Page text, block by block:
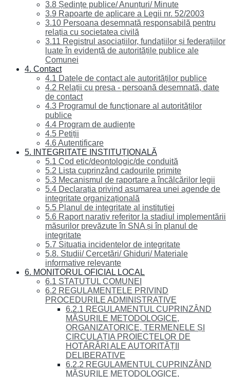
3.8 Ședințe publice/ Anunțuri/ Minute
3.9 Rapoarte de aplicare a Legii nr. 52/2003
3.10 Persoana desemnată responsabilă pentru
relația cu societatea civilă
3.11 Registrul asociațiilor, fundațiilor și federațiilor
luate în evidență de autoritățile publice ale
Comunei
4. Contact
4.1 Datele de contact ale autorităților publice
4.2 Relații cu presa - persoană desemnată, date
de contact
4.3 Programul de funcționare al autorităților
publice
4.4 Program de audiențe
4.5 Petiții
4.6 Autentificare
5. INTEGRITATE INSTITUȚIONALĂ
5.1 Cod etic/deontologic/de conduită
5.2 Lista cuprinzând cadourile primite
5.3 Mecanismul de raportare a încălcărilor legii
5.4 Declarația privind asumarea unei agende de
integritate organizațională
5.5 Planul de integritate al instituției
5.6 Raport narativ referitor la stadiul implementării
măsurilor prevăzute în SNA și în planul de
integritate
5.7 Situația incidentelor de integritate
5.8. Studii/ Cercetări/ Ghiduri/ Materiale
informative relevante
6. MONITORUL OFICIAL LOCAL
6.1 STATUTUL COMUNEI
6.2 REGULAMENTELE PRIVIND
PROCEDURILE ADMINISTRATIVE
6.2.1 REGULAMENTUL CUPRINZÂND
MĂSURILE METODOLOGICE,
ORGANIZATORICE, TERMENELE ȘI
CIRCULAȚIA PROIECTELOR DE
HOTĂRÂRI ALE AUTORITĂȚII
DELIBERATIVE
6.2.2 REGULAMENTUL CUPRINZÂND
MĂSURILE METODOLOGICE,